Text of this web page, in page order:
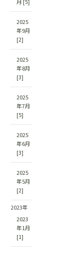
2025
年9月
[2]
2025
年8月
[3]
2025
年7月
[5]
2025
年6月
[3]
2025
年5月
[2]
2023年
2023
年1月
[1]